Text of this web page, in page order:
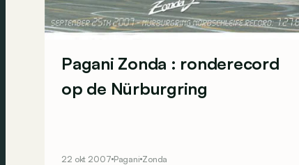
Pagani Zonda : ronderecord
op de Nürburgring
22 okt 2007 Pagani Zonda